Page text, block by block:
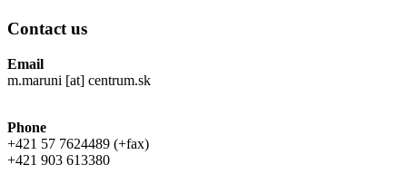
Contact us
Email
m.maruni [at] centrum.sk
Phone
+421 57 7624489 (+fax)
+421 903 613380